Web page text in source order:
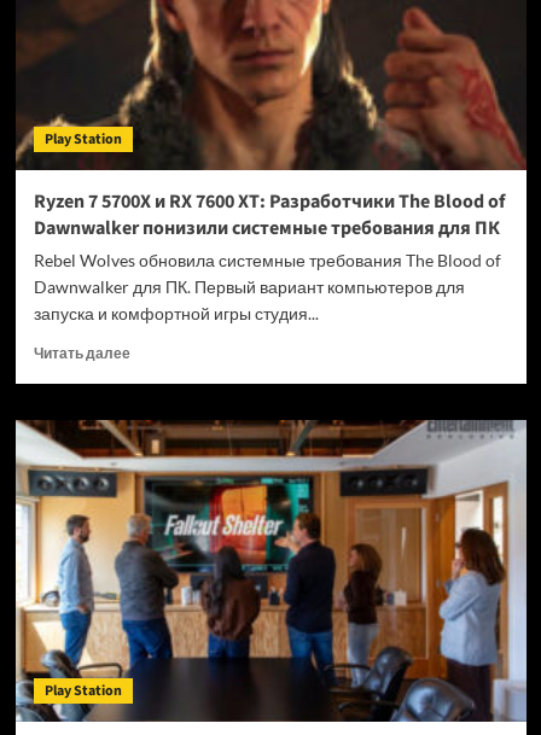
сколько
стоит
Play Station
Ryzen 7 5700X и RX 7600 XT: Разработчики The Blood of
Dawnwalker понизили системные требования для ПК
Rebel Wolves обновила системные требования The Blood of
Dawnwalker для ПК. Первый вариант компьютеров для
запуска и комфортной игры студия...
Читать далееПрочитать
Ryzen
7
5700X
и
RX
7600
XT:
Разработчики
The
Blood
of
Dawnwalker
системные
Play Station